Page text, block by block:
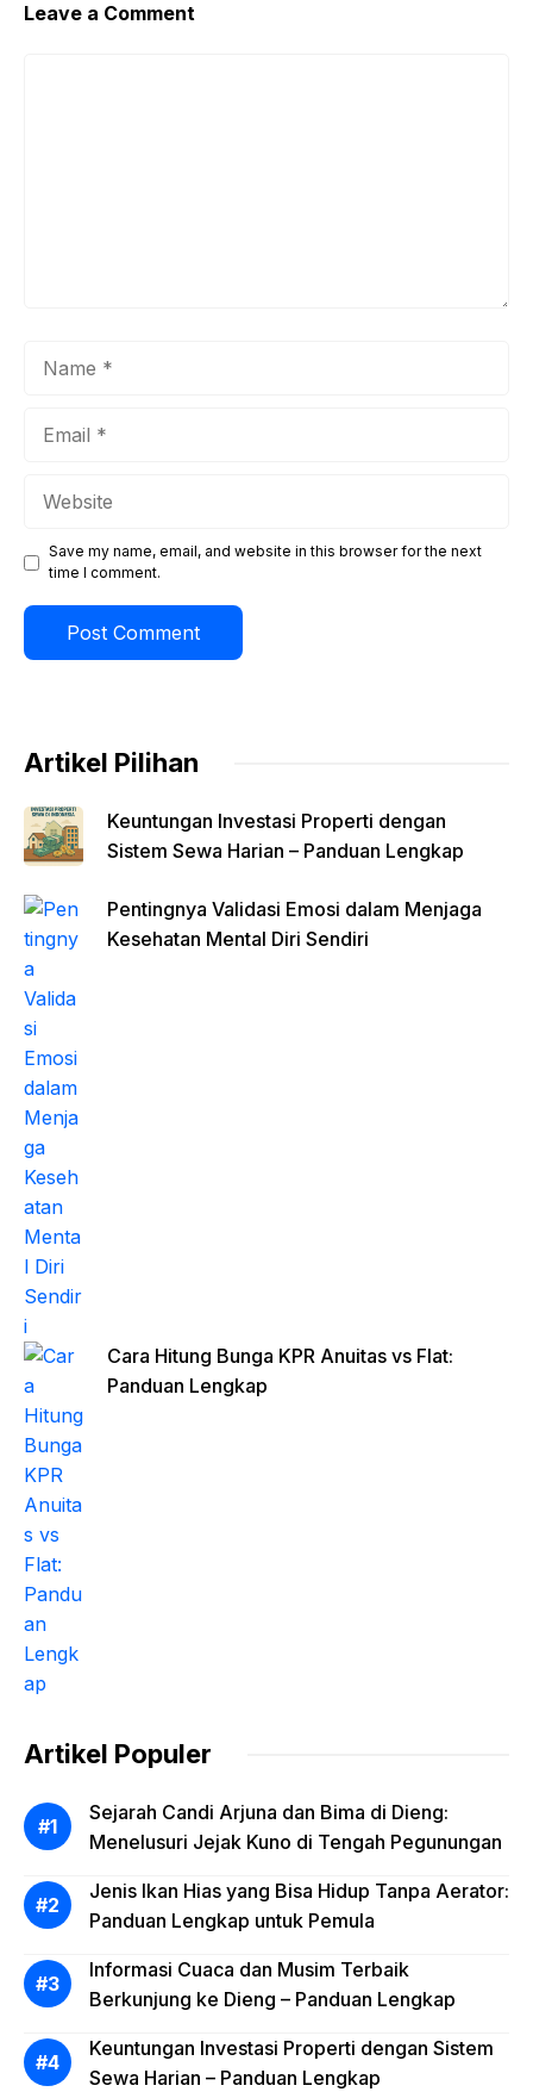
Leave a Comment
Save my name, email, and website in this browser for the next
time I comment.
Artikel Pilihan
Keuntungan Investasi Properti dengan
Sistem Sewa Harian – Panduan Lengkap
Pentingnya Validasi Emosi dalam Menjaga
Kesehatan Mental Diri Sendiri
Cara Hitung Bunga KPR Anuitas vs Flat:
Panduan Lengkap
Artikel Populer
Sejarah Candi Arjuna dan Bima di Dieng:
Menelusuri Jejak Kuno di Tengah Pegunungan
Jenis Ikan Hias yang Bisa Hidup Tanpa Aerator:
Panduan Lengkap untuk Pemula
Informasi Cuaca dan Musim Terbaik
Berkunjung ke Dieng – Panduan Lengkap
Keuntungan Investasi Properti dengan Sistem
Sewa Harian – Panduan Lengkap